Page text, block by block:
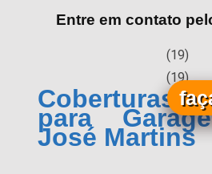
Entre em contato
(19)
(19)
Coberturas
para
José Martins